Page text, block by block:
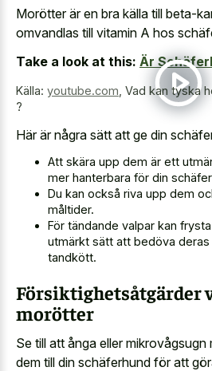
Morötter är en bra källa till beta-
omvandlas till vitamin A hos
Take a look at this: Är
Källa: youtube.com Vad kan tyska
?
Här är några sätt att ge din
Att skära upp dem är ett
mer hanterbara för din
Du kan också riva upp dem
måltider.
För tändande valpar kan
utmärkt sätt att bedöva
tandkött.
Försiktighetsåtgärder
morötter
Se till att ånga eller
dem till din schäferhund för att